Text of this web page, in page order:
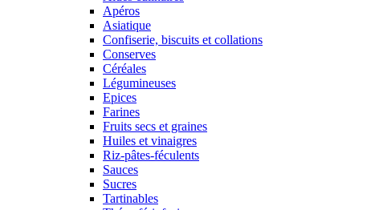
Apéros
Asiatique
Confiserie, biscuits et collations
Conserves
Céréales
Légumineuses
Epices
Farines
Fruits secs et graines
Huiles et vinaigres
Riz-pâtes-féculents
Sauces
Sucres
Tartinables